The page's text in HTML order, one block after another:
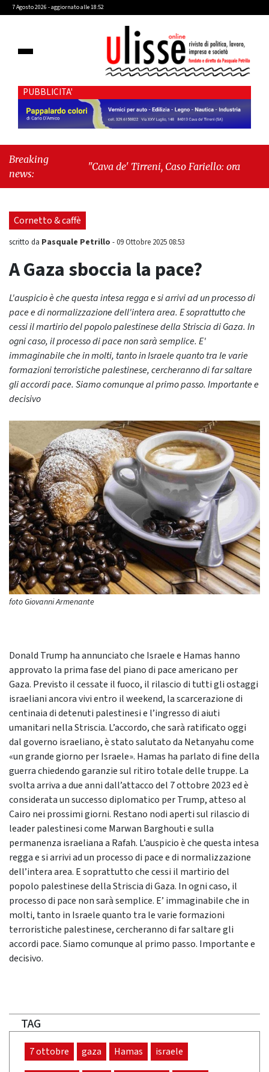
7 Agosto 2026 - aggiornato alle 18:52
PUBBLICITA'
Breaking
news:
"Cava de' Tirreni, Caso Fariello: ora torniamo ai
Cornetto & caffè
scritto da Pasquale Petrillo -09 Ottobre 2025 08:53
A Gaza sboccia la pace?
L'auspicio è che questa intesa regga e si arrivi ad un processo di
pace e di normalizzazione dell'intera area. E soprattutto che
cessi il martirio del popolo palestinese della Striscia di Gaza. In
ogni caso, il processo di pace non sarà semplice. E'
immaginabile che in molti, tanto in Israele quanto tra le varie
formazioni terroristiche palestinese, cercheranno di far saltare
gli accordi pace. Siamo comunque al primo passo. Importante e
decisivo
foto Giovanni Armenante
Donald Trump ha annunciato che Israele e Hamas hanno
approvato la prima fase del piano di pace americano per
Gaza. Previsto il cessate il fuoco, il rilascio di tutti gli ostaggi
israeliani ancora vivi entro il weekend, la scarcerazione di
centinaia di detenuti palestinesi e l’ingresso di aiuti
umanitari nella Striscia. L’accordo, che sarà ratificato oggi
dal governo israeliano, è stato salutato da Netanyahu come
«un grande giorno per Israele». Hamas ha parlato di fine della
guerra chiedendo garanzie sul ritiro totale delle truppe. La
svolta arriva a due anni dall’attacco del 7 ottobre 2023 ed è
considerata un successo diplomatico per Trump, atteso al
Cairo nei prossimi giorni. Restano nodi aperti sul rilascio di
leader palestinesi come Marwan Barghouti e sulla
permanenza israeliana a Rafah. L’auspicio è che questa intesa
regga e si arrivi ad un processo di pace e di normalizzazione
dell’intera area. E soprattutto che cessi il martirio del
popolo palestinese della Striscia di Gaza. In ogni caso, il
processo di pace non sarà semplice. E’ immaginabile che in
molti, tanto in Israele quanto tra le varie formazioni
terroristiche palestinese, cercheranno di far saltare gli
accordi pace. Siamo comunque al primo passo. Importante e
decisivo.
TAG
7 ottobre gaza Hamas israele